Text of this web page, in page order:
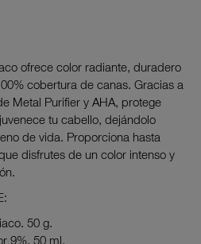
ofrece color radiante, duradero
cobertura de canas. Gracias a
Metal Purifier y AHA, protege
tu cabello, dejándolo
de vida. Proporciona hasta
disfrutes de un color intenso y
50 g.
9%. 50 ml.